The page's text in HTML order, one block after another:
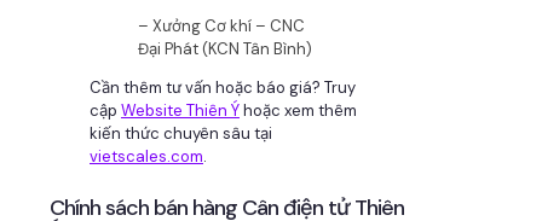
– Xưởng Cơ khí – CNC
Đại Phát (KCN Tân Bình)
Cần thêm tư vấn hoặc báo giá? Truy
cập Website Thiên Ýhoặc xem thêm
kiến thức chuyên sâu tại
vietscales.com.
Chính sách bán hàng Cân điện tử Thiên